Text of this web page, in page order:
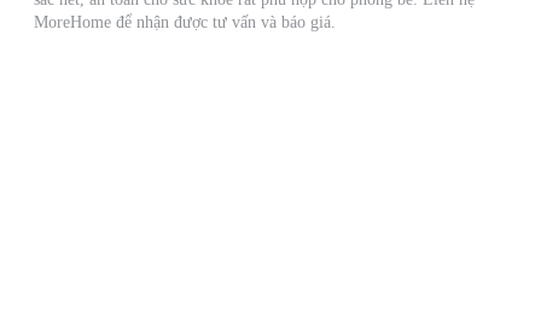
MoreHome để nhận được tư vấn và báo giá.